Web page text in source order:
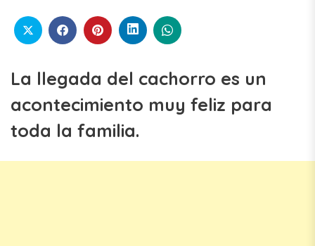
La llegada del cachorro es un
acontecimiento muy feliz para
toda la familia.